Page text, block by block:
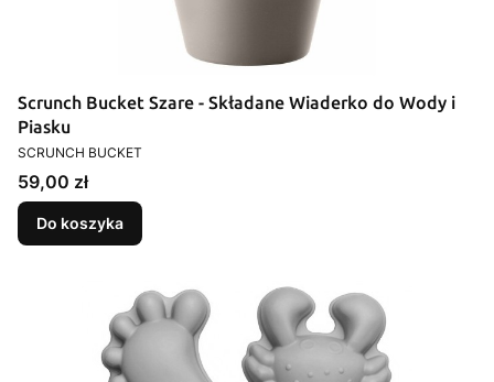
Scrunch Bucket Szare - Składane Wiaderko do Wody i
Piasku
PRODUCENT
SCRUNCH BUCKET
Cena
59,00 zł
Do koszyka